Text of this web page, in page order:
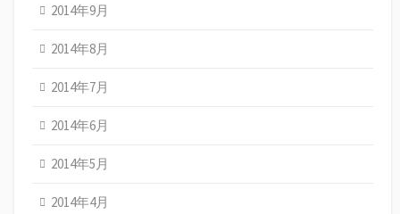
2014年9月
2014年8月
2014年7月
2014年6月
2014年5月
2014年4月